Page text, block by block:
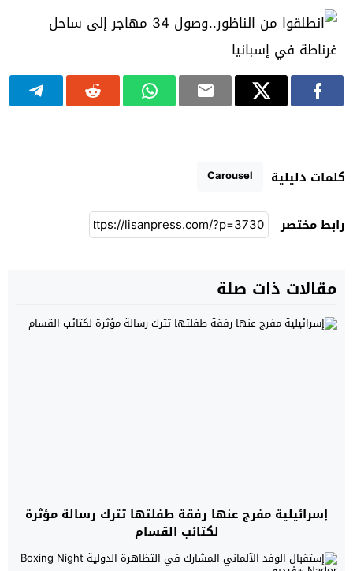
كلمات دليلية Carousel
رابط مختصر
مقالات ذات صلة
إسرائيلية مفرج عنها رفقة طفلتها تترك رسالة مؤثرة
لكتائب القسام